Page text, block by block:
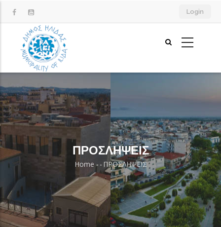
content
Login
ΠΡΟΣΛΗΨΕΙΣ
Breadcrumb
Home - - ΠΡΟΣΛΗΨΕΙΣ